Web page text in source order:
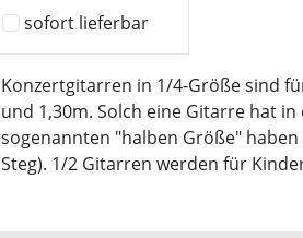
sofort lieferbar
Konzertgitarren in 1/4-Größe sind
und 1,30m. Solch eine Gitarre hat
sogenannten "halben Größe"
Steg). 1/2 Gitarren werden für